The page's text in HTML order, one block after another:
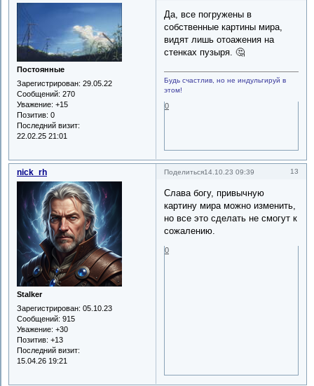
Постоянные
Зарегистрирован: 29.05.22
Сообщений: 270
Уважение: +15
Позитив: 0
Последний визит:
22.02.25 21:01
Да, все погружены в
собственные картины мира,
видят лишь отоажения на
стенках пузыря. 🤔
Будь счастлив, но не индульгируй в
этом!
0
Поделиться 13
14.10.23 09:39
nick_rh
Stalker
Зарегистрирован: 05.10.23
Сообщений: 915
Уважение: +30
Позитив: +13
Последний визит:
15.04.26 19:21
Слава богу, привычную
картину мира можно изменить,
но все это сделать не смогут к
сожалению.
0